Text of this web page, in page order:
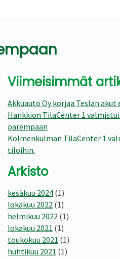
Viimeisimmät
Akkuauto Oy korjaa Teslan akut
Hankkion TilaCenter 1
parempaan
Kolmenkulman TilaCenter 1
tiloihin.
Arkisto
kesäkuu 2024 (1)
lokakuu 2022 (1)
helmikuu 2022 (1)
lokakuu 2021 (1)
toukokuu 2021 (1)
huhtikuu 2021 (1)